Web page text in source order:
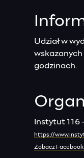
Udział w
wskazanych
godzinach.
Instytut 116
https://
Zobacz